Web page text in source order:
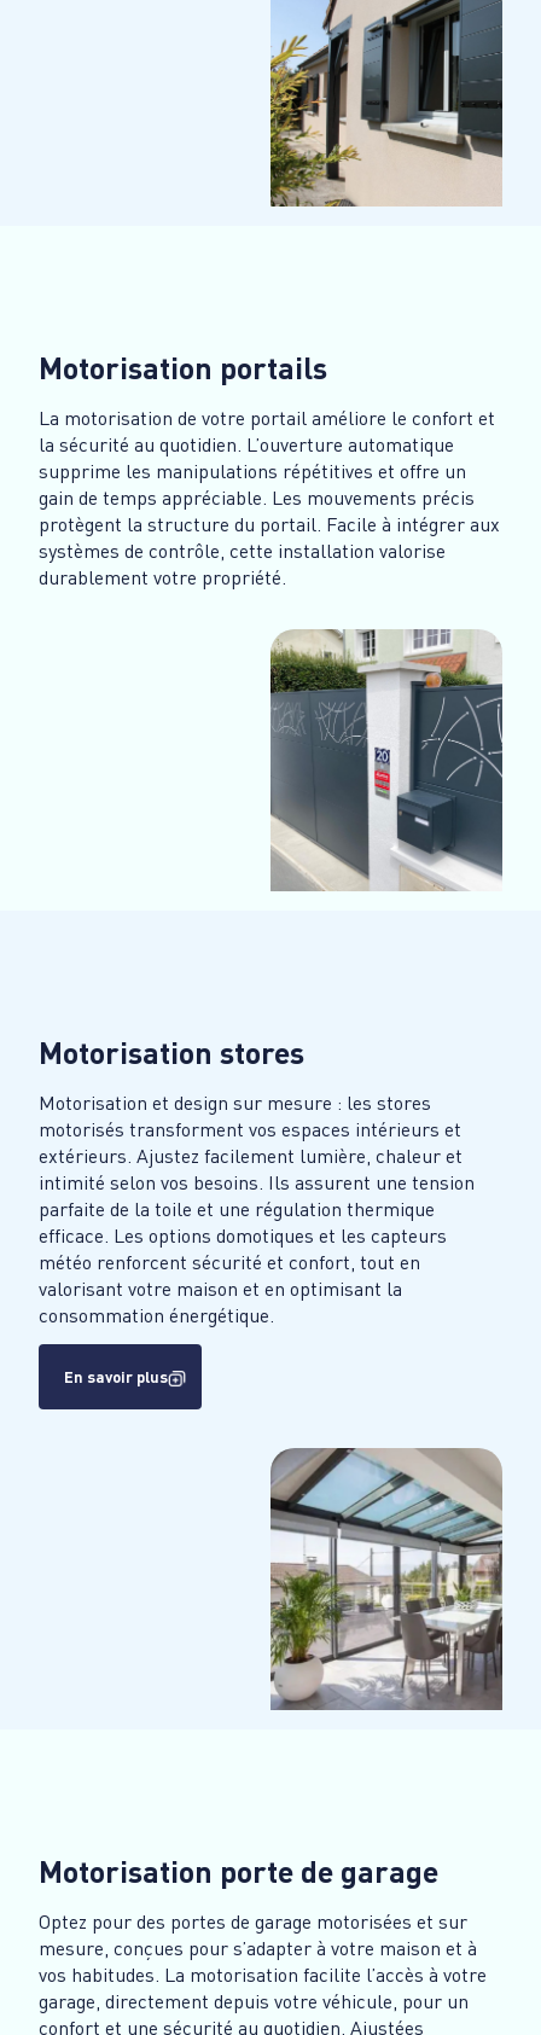
Motorisation portails
La motorisation de votre portail améliore le confort et
la sécurité au quotidien. L’ouverture automatique
supprime les manipulations répétitives et offre un
gain de temps appréciable. Les mouvements précis
protègent la structure du portail. Facile à intégrer aux
systèmes de contrôle, cette installation valorise
durablement votre propriété.
Motorisation stores
Motorisation et design sur mesure : les stores
motorisés transforment vos espaces intérieurs et
extérieurs. Ajustez facilement lumière, chaleur et
intimité selon vos besoins. Ils assurent une tension
parfaite de la toile et une régulation thermique
efficace. Les options domotiques et les capteurs
météo renforcent sécurité et confort, tout en
valorisant votre maison et en optimisant la
consommation énergétique.
En savoir plus
Motorisation porte de garage
Optez pour des portes de garage motorisées et sur
mesure, conçues pour s’adapter à votre maison et à
vos habitudes. La motorisation facilite l’accès à votre
garage, directement depuis votre véhicule, pour un
confort et une sécurité au quotidien. Ajustées